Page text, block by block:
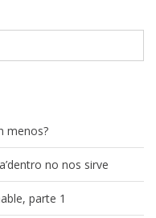
menos?
no nos sirve
parte 1